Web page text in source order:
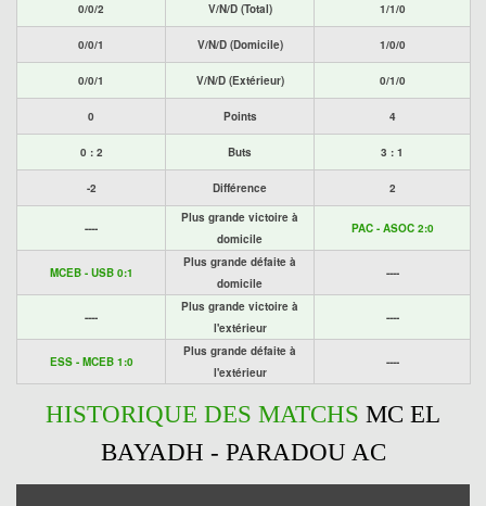
0/0/2 V/N/D (Total) 1/1/0
0/0/1 V/N/D (Domicile) 1/0/0
0/0/1 V/N/D (Extérieur) 0/1/0
0 Points 4
0 : 2 Buts 3 : 1
-2 Différence 2
----
Plus grande victoire à
domicile
PAC - ASOC 2:0
MCEB - USB 0:1
Plus grande défaite à
domicile
----
----
Plus grande victoire à
l'extérieur
----
ESS - MCEB 1:0
Plus grande défaite à
l'extérieur
----
HISTORIQUE DES MATCHS MC EL
BAYADH - PARADOU AC